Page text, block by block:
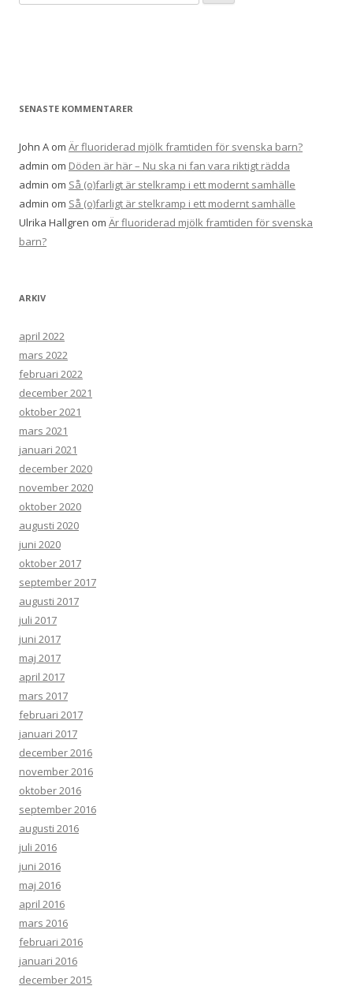
ö
e
:
SENASTE KOMMENTARER
John A om Är fluoriderad mjölk framtiden för svenska barn?
admin om Döden är här – Nu ska ni fan vara riktigt rädda
admin om Så (o)farligt är stelkramp i ett modernt samhälle
admin om Så (o)farligt är stelkramp i ett modernt samhälle
Ulrika Hallgren om Är fluoriderad mjölk framtiden för svenska
barn?
ARKIV
april 2022
mars 2022
februari 2022
december 2021
oktober 2021
mars 2021
januari 2021
december 2020
november 2020
oktober 2020
augusti 2020
juni 2020
oktober 2017
september 2017
augusti 2017
juli 2017
juni 2017
maj 2017
april 2017
mars 2017
februari 2017
januari 2017
december 2016
november 2016
oktober 2016
september 2016
augusti 2016
juli 2016
juni 2016
maj 2016
april 2016
mars 2016
februari 2016
januari 2016
december 2015